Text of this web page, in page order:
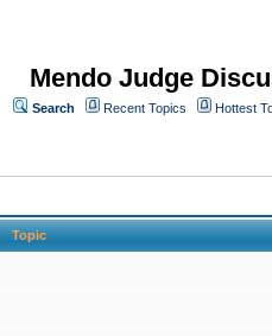
Mendo Judge
Search Recent Topics Hottest
Topic